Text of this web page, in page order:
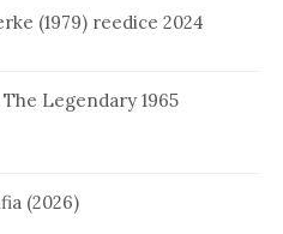
(1979) reedice 2024
Legendary 1965
(2026)